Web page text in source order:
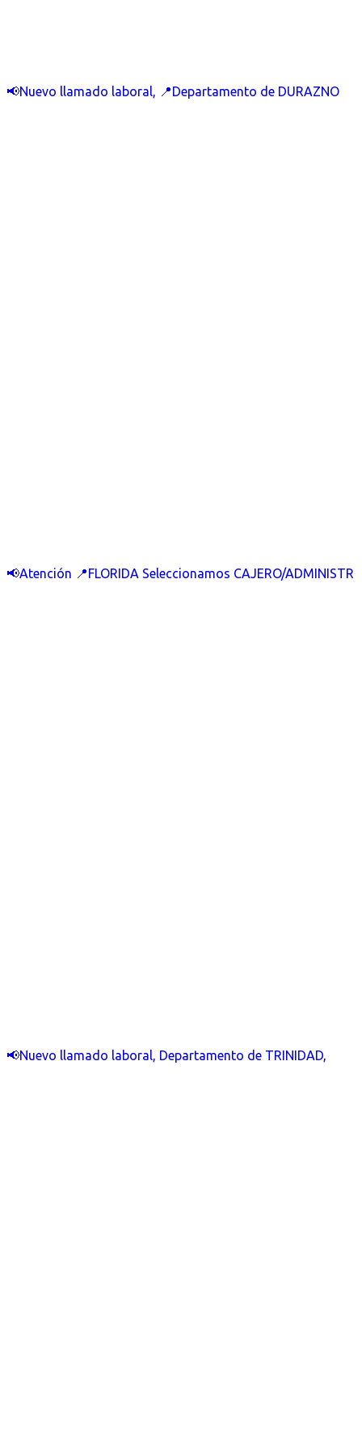
📢Nuevo llamado laboral, 📍Departamento de DURAZNO
📢Atención 📍FLORIDA Seleccionamos CAJERO/ADMINISTR
📢Nuevo llamado laboral, Departamento de TRINIDAD,